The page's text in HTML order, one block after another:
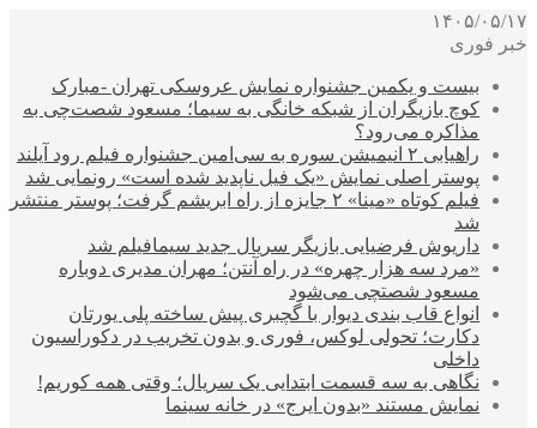
۱۴۰۵/۰۵/۱۷
خبر فوری
بیست و یکمین جشنواره نمایش عروسکی تهران -مبارک
کوچ بازیگران از شبکه خانگی به سیما؛ مسعود شصت‌چی به
مذاکره می‌رود؟
راهیابی ۲ انیمیشن سوره به سی‌امین جشنواره فیلم رود آیلند
پوستر اصلی نمایش «یک فیل ناپدید شده است» رونمایی شد
فیلم کوتاه «مینا» ۲ جایزه از راه ابریشم گرفت؛ پوستر منتشر
شد
داریوش فرضیایی بازیگر سریال جدید سیمافیلم شد
«مرد سه هزار چهره» در راه آنتن؛ مهران مدیری دوباره
مسعود شصتچی می‌شود
انواع قاب بندی دیوار با گچبری پیش ساخته پلی یورتان
دکارت؛ تحولی لوکس، فوری و بدون تخریب در دکوراسیون
داخلی
نگاهی به سه قسمت ابتدایی یک سریال؛ وقتی همه کوریم!
نمایش مستند «بدون ایرج» در خانه سینما